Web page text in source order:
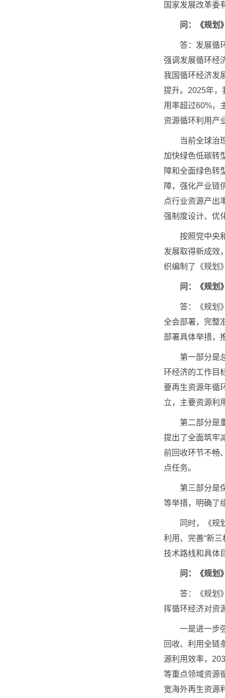
国家发展改革委
问：《规划
答：发展循环
强调发展循环经
我国循环经济发
提升。2025年，
用率超过60%，
资源循环利用产
当前全球治理
加快绿色低碳转
障和全面绿色转
障，强化产业链
点行业资源产出
强制度设计、优
按照党中央和
发展取得新成效
织编制了《规划
问：《规划
答：《规划》
全会部署，完整
部署具体举措，
第一部分是总
环经济的工作目
要再生资源年循
立，主要资源利
第二部分是重
提出了全面筑牢
前回收环节不畅
点任务。
第三部分是保
等举措，明确了
同时，《规划
利用、完善“新
技术路线和具体
问：《规划
答：《规划》
挥循环经济对资
一是进一步强
回收、利用全链
源利用效率，
等重点领域资源
宽海外再生资源